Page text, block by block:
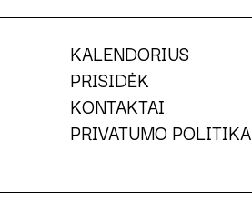
KALENDORIUS
PRISIDĖK
KONTAKTAI
PRIVATUMO POLITIKA